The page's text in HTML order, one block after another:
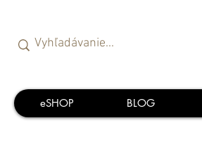
eSHOP BLOG